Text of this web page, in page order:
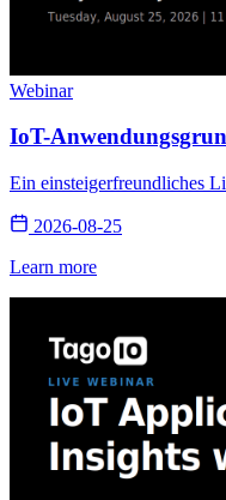
Webinar
IoT-
Ein einsteigerfreundliches
2026-08-25
Learn more